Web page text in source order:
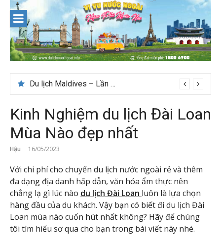
content
Du lịch Maldives – Lần đầu nên đi đâu, chơi gì?
Kinh Nghiệm du lịch Đài Loan
Mùa Nào đẹp nhất
Hậu 16/05/2023
Với chi phí cho chuyến du lịch nước ngoài rẻ và thêm
đa dạng địa danh hấp dẫn, văn hóa ẩm thực nên
chẳng lạ gì lúc nào du lịch Đài Loan luôn là lựa chọn
hàng đầu của du khách. Vậy bạn có biết đi du lịch Đài
Loan mùa nào cuốn hút nhất không? Hãy để chúng
tôi tìm hiểu sơ qua cho bạn trong bài viết này nhé.